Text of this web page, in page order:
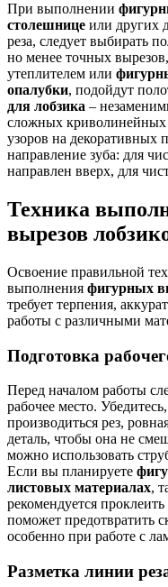
При выполнении
столешнице или других
реза, следует выбирать
но менее точных
утеплителем или
опалубки, подойдут
для лобзика –
сложных
узоров на декоративных
направление зуба: для
направлен вверх, для
Техника
вырезов
Освоение правильной
выполнения фигурных
требует терпения,
работы с различными
Подготовка
Перед началом работы
рабочее место.
производиться рез,
деталь, чтобы она не
можно использовать
Если вы планируете
листовых материалах,
рекомендуется
поможет предотвратить
особенно при работе с
Разметка линии